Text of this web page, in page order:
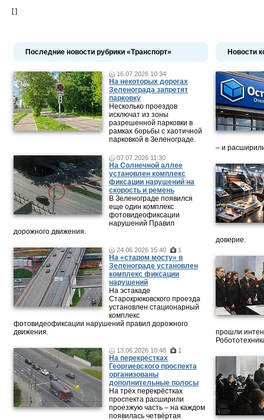
[ ]
Последние новости рубрики «Транспорт»
16.07.2026 10:34
На некоторых дорогах
Зеленограда запретят
парковку
Несколько проездов
исключат из зоны
разрешенной парковки в
рамках борьбы с хаотичной
парковкой в Зеленограде.
07.07.2026 11:30
На Солнечной аллее
установлен комплекс
фиксации нарушений на
скорость и ремень
В Зеленограде появился
еще один комплекс
фотовидеофиксации
нарушений Правил
дорожного движения.
24.06.2026 15:40 1
На «старом мосту» в
Зеленограде установлен
комплекс фиксации
нарушений
На эстакаде
Старокрюковского проезда
установлен стационарный
комплекс
фотовидеофиксации нарушений правил дорожного
движения.
13.06.2026 10:48 1
На перекрестках
Георгиевского проспекта
организованы
дополнительные полосы
На трёх перекрёстках
проспекта расширили
проезжую часть – на каждом
появилась четвёртая
Новости
– и
доверие.
прошли